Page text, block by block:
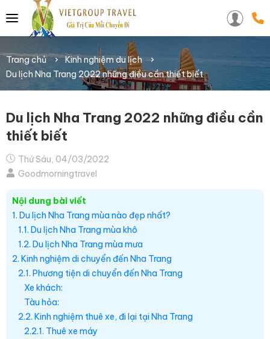
Trang chủ
Kinh nghiệm du lịch
Du lịch Nha Trang 2022 những điều cần thiết biết
Du lịch Nha Trang 2022 những điều cần
thiết biết
Thứ Sáu, 04/03/2022
Goodmorningtravel
Nội dung bài viết
1. Du lịch Nha Trang mùa nào đẹp nhất?
1.1. Du lịch Nha Trang mùa khô
1.2. Du lịch Nha Trang mùa mưa
2. Kinh nghiệm di chuyển đến Nha Trang
2.1. Phương tiện di chuyển đến Nha Trang
Xe khách:
Tàu hỏa:
2.2. Kinh nghiệm thuê xe, đi lại tại Nha Trang
2.2.1. Thuê xe máy